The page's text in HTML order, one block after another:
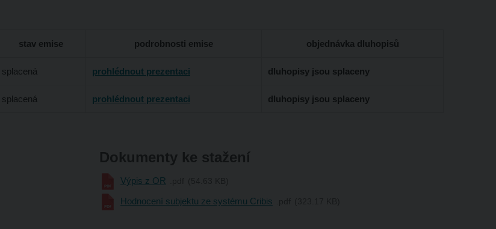
stav emise podrobnosti emise objednávka dluhopisů
splacená prohlédnout prezentaci dluhopisy jsou splaceny
splacená prohlédnout prezentaci dluhopisy jsou splaceny
Dokumenty ke stažení
Výpis z OR
Hodnocení subjektu ze systému Cribis